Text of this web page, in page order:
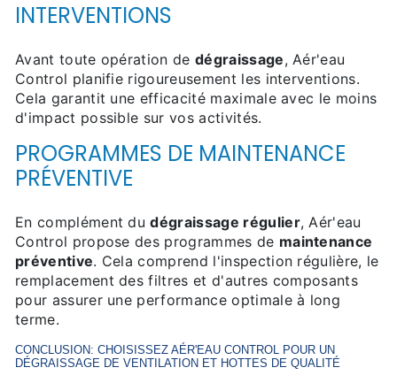
INTERVENTIONS
Avant toute opération de dégraissage, Aér'eau
Control planifie rigoureusement les interventions.
Cela garantit une efficacité maximale avec le moins
d'impact possible sur vos activités.
PROGRAMMES DE MAINTENANCE
PRÉVENTIVE
En complément dudégraissage régulier, Aér'eau
Control propose des programmes de maintenance
préventive. Cela comprend l'inspection régulière, le
remplacement des filtres et d'autres composants
pour assurer une performance optimale à long
terme.
CONCLUSION: CHOISISSEZ AÉR'EAU CONTROL POUR UN
DÉGRAISSAGE DE VENTILATION ET HOTTES DE QUALITÉ